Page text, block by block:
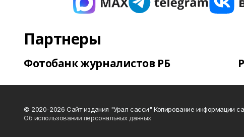
Партнеры
Фотобанк журналистов РБ
© 2020-2026 Сайт издания "Урал сасси" Копирование информации
Об использовании персональных данных